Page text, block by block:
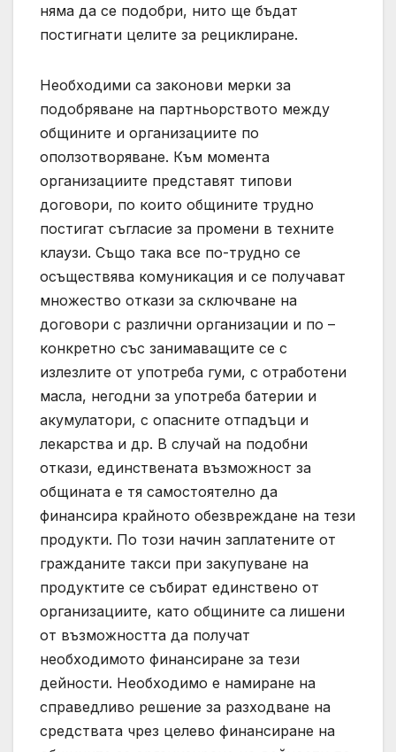
няма да се подобри, нито ще бъдат
постигнати целите за рециклиране.
Необходими са законови мерки за
подобряване на партньорството между
общините и организациите по
оползотворяване. Към момента
организациите представят типови
договори, по които общините трудно
постигат съгласие за промени в техните
клаузи. Също така все по-трудно се
осъществява комуникация и се получават
множество откази за сключване на
договори с различни организации и по –
конкретно със занимаващите се с
излезлите от употреба гуми, с отработени
масла, негодни за употреба батерии и
акумулатори, с опасните отпадъци и
лекарства и др. В случай на подобни
откази, единствената възможност за
общината е тя самостоятелно да
финансира крайното обезвреждане на тези
продукти. По този начин заплатените от
гражданите такси при закупуване на
продуктите се събират единствено от
организациите, като общините са лишени
от възможността да получат
необходимото финансиране за тези
дейности. Необходимо е намиране на
справедливо решение за разходване на
средствата чрез целево финансиране на